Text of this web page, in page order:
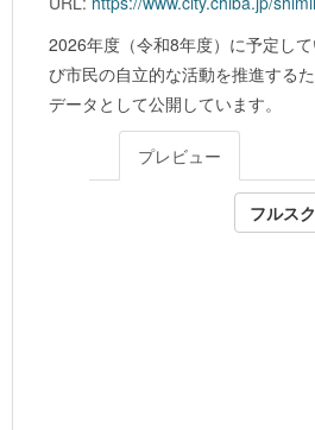
2026年度（令和8年度）に予定し
び市民の自立的な活動を推進する
データとして公開しています。
プレビュー
フルス